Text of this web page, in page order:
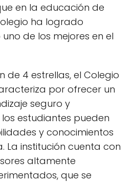
en la educación de
ha logrado
de los mejores en el
de 4 estrellas, el Colegio
por ofrecer un
seguro y
estudiantes pueden
y conocimientos
La institución cuenta con
altamente
que se